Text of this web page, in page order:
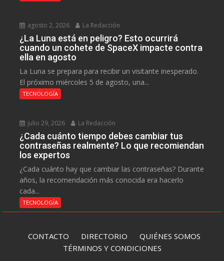
agosto 2, 2026 La Redacción
¿La Luna está en peligro? Esto ocurrirá
cuando un cohete de SpaceX impacte contra
ella en agosto
La Luna se prepara para recibir un visitante inesperado.
El próximo miércoles 5 de agosto, una...
TECNOLOGÍA
julio 29, 2026 La Redacción
¿Cada cuánto tiempo debes cambiar tus
contraseñas realmente? Lo que recomiendan
los expertos
¿Cada cuánto hay que cambiar las contraseñas? Durante
años, la recomendación más conocida era hacerlo
cada...
TECNOLOGÍA
CONTACTO DIRECTORIO QUIÉNES SOMOS
TÉRMINOS Y CONDICIONES